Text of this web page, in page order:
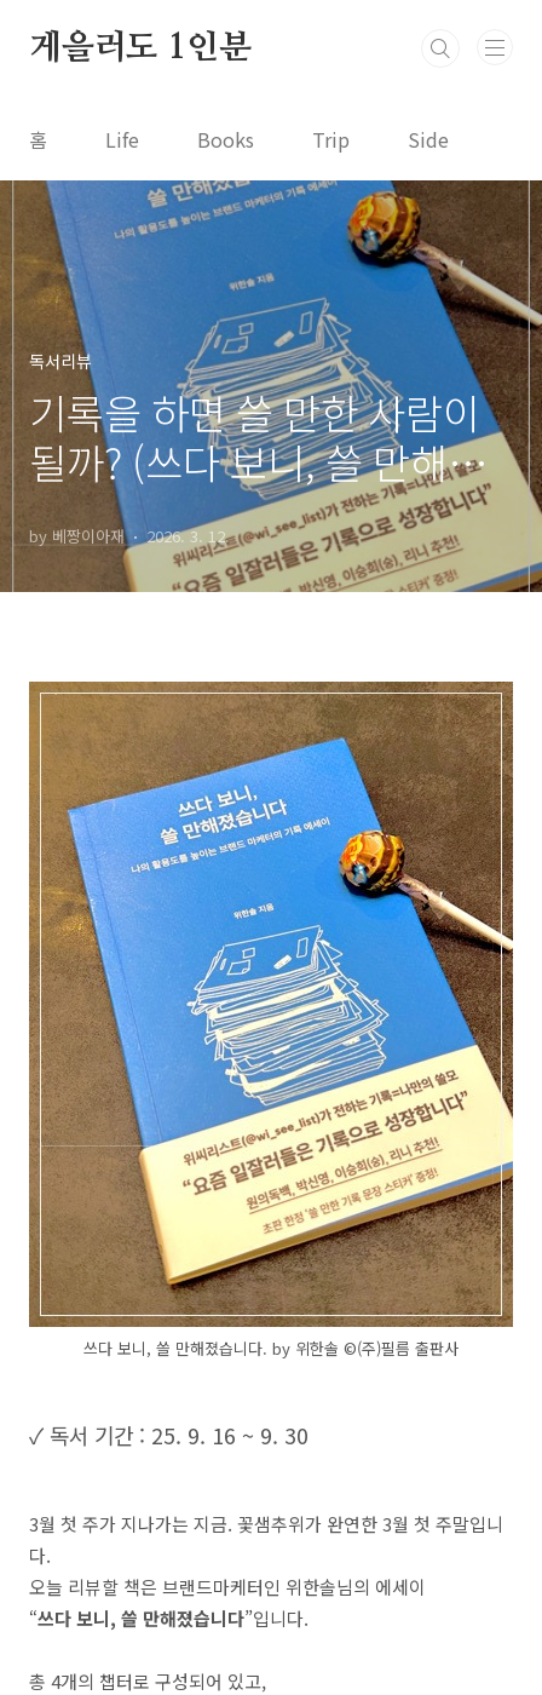
게을러도 1인분
홈 Life Books Trip Side
독서리뷰
기록을 하면 쓸 만한 사람이
될까? (쓰다 보니, 쓸 만해졌
습니다 by 위한솔)
by 베짱이아재 2026. 3. 12.
쓰다 보니, 쓸 만해졌습니다. by 위한솔 ©️(주)필름 출판사
✓ 독서 기간 : 25. 9. 16 ~ 9. 30
3월 첫 주가 지나가는 지금. 꽃샘추위가 완연한 3월 첫 주말입니
다.
오늘 리뷰할 책은 브랜드마케터인 위한솔님의 에세이
“쓰다 보니, 쓸 만해졌습니다”입니다.
총 4개의 챕터로 구성되어 있고,